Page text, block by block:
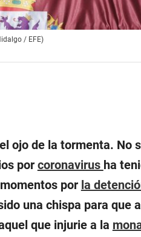
/ EFE)
ojo de la tormenta. No
por coronavirus ha
por la
una chispa para que
que injurie a la